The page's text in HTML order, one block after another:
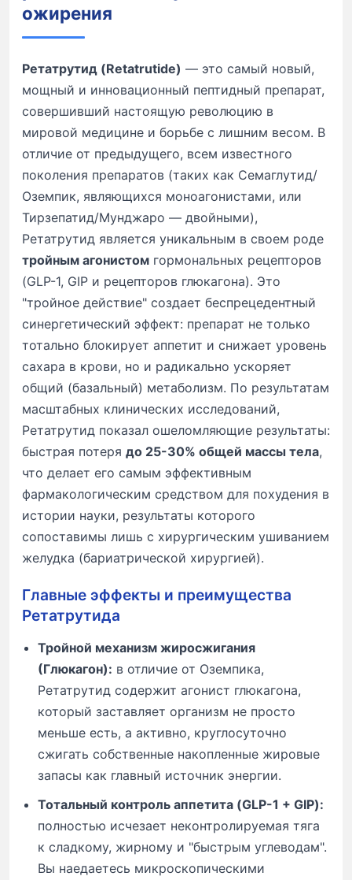
ожирения
Ретатрутид (Retatrutide) — это самый новый,
мощный и инновационный пептидный препарат,
совершивший настоящую революцию в
мировой медицине и борьбе с лишним весом. В
отличие от предыдущего, всем известного
поколения препаратов (таких как Семаглутид/
Оземпик, являющихся моноагонистами, или
Тирзепатид/Мунджаро — двойными),
Ретатрутид является уникальным в своем роде
тройным агонистом гормональных рецепторов
(GLP-1, GIP и рецепторов глюкагона). Это
"тройное действие" создает беспрецедентный
синергетический эффект: препарат не только
тотально блокирует аппетит и снижает уровень
сахара в крови, но и радикально ускоряет
общий (базальный) метаболизм. По результатам
масштабных клинических исследований,
Ретатрутид показал ошеломляющие результаты:
быстрая потеря до 25-30% общей массы тела,
что делает его самым эффективным
фармакологическим средством для похудения в
истории науки, результаты которого
сопоставимы лишь с хирургическим ушиванием
желудка (бариатрической хирургией).
Главные эффекты и преимущества
Ретатрутида
Тройной механизм жиросжигания
(Глюкагон): в отличие от Оземпика,
Ретатрутид содержит агонист глюкагона,
который заставляет организм не просто
меньше есть, а активно, круглосуточно
сжигать собственные накопленные жировые
запасы как главный источник энергии.
Тотальный контроль аппетита (GLP-1 + GIP):
полностью исчезает неконтролируемая тяга
к сладкому, жирному и "быстрым углеводам".
Вы наедаетесь микроскопическими